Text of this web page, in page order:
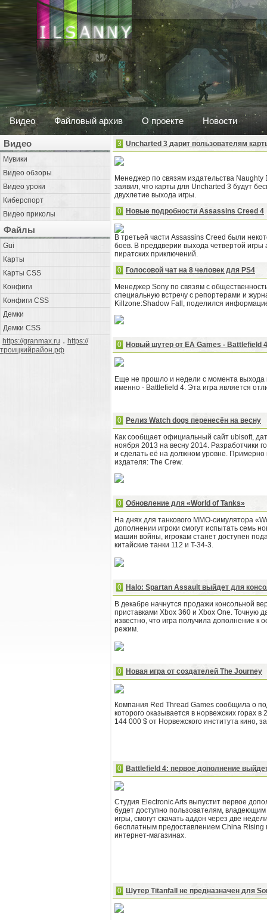
Видео Файловый архив О проекте Новости
Видео
Мувики
Видео обзоры
Видео уроки
Киберспорт
Видео приколы
Файлы
Gui
Карты
Карты CSS
Конфиги
Конфиги CSS
Демки
Демки CSS
https://granmax.ru . https://
троицкийрайон.рф
3 Uncharted 3 дарит пользователям
Менеджер по связям издательства
заявил, что карты для Uncharted 3 будут
двухлетие выхода игры.
0
Новые подробности Assassins Creed 4
В третьей части Assassins Creed были
боев. В преддверии выхода четвертой
пиратских приключений.
0
Голосовой чат на 8 человек для PS4
Менеджер Sony по связям с
специальную встречу с репортерами и
Killzone:Shadow Fall, поделился
0 Новый шутер от EA Games - Battlefield 4
Еще не прошло и недели с момента выхода
именно - Battlefield 4. Эта игра является
0
Релиз Watch dogs перенесён на весну
Как сообщает официальный сайт ubisoft,
ноября 2013 на весну 2014. Разработчики
и сделать её на должном уровне. Примерно
издателя: The Crew.
0 Обновление для «World of Tanks»
На днях для танкового MMO-симулятора
дополнении игроки смогут испытать семь
машин войны, игрокам станет доступен
китайские танки 112 и T-34-3.
0
Halo: Spartan Assault выйдет для
В декабре начнутся продажи консольной
приставками Xbox 360 и Xbox One. Точную
известно, что игра получила дополнение
режим.
0 Новая игра от создателей The Journey
Компания Red Thread Games сообщила о
которого оказывается в норвежских горах
144 000 $ от Норвежского института кино,
0 Battlefield 4: первое дополнение
Студия Electronic Arts выпустит первое
будет доступно пользователям,
игры, смогут скачать аддон через две
бесплатным предоставлением China
интернет-магазинах.
0 Шутер Titanfall не предназначен для